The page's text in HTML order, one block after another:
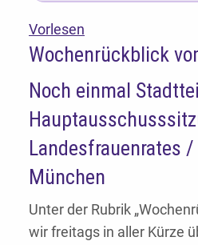
Vorlesen
Wochenrückblick
Noch einmal
Landesfrauenrates
München
Unter der Rubrik
wir freitags in aller Kürze